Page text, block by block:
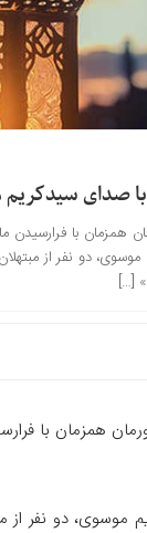
با صدای
همزمان با فرارسیدن
دو نفر از
[…]
همزمان با
دو نفر از